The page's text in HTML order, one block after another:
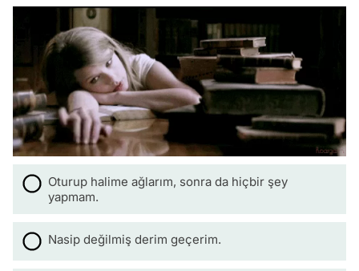
Oturup halime ağlarım, sonra da hiçbir şey
yapmam.
Nasip değilmiş derim geçerim.